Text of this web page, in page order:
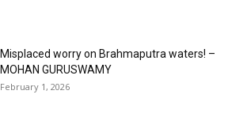
Misplaced worry on Brahmaputra waters! –
MOHAN GURUSWAMY
February 1, 2026